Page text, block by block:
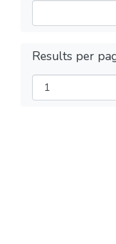
Results per